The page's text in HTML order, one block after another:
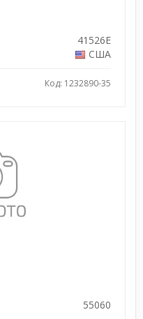
41526E
США
Код: 1232890-35
55060